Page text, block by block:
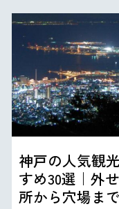
神戸の人気観
すめ30選｜外
所から穴場ま